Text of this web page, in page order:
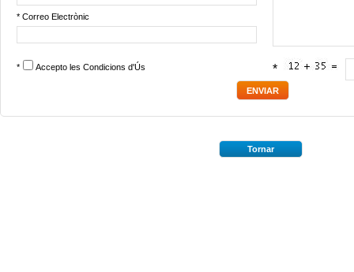
* Correo Electrònic
* Accepto les Condicions d'Ús *
Tornar